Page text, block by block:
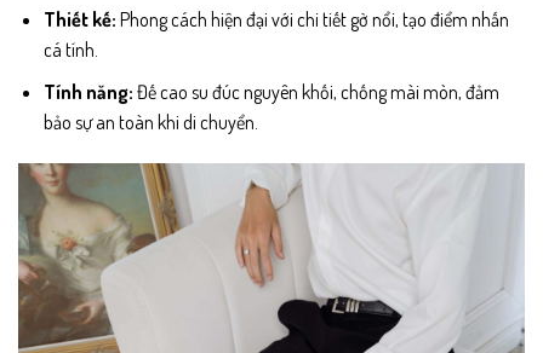
Thiết kế: Phong cách hiện đại với chi tiết gờ nổi, tạo điểm nhấn
cá tính.
Tính năng: Đế cao su đúc nguyên khối, chống mài mòn, đảm
bảo sự an toàn khi di chuyển.